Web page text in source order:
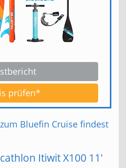
prüfen*
Bluefin Cruise findest
Itiwit X100 11'